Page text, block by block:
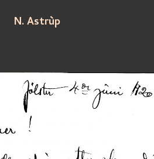
	N. Astrùp